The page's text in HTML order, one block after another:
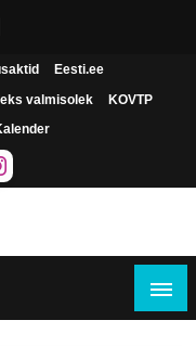
Eesti.ee
valmisolek
KOVTP